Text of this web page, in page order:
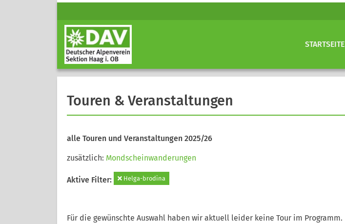
STARTSEITE
Touren & Veranstaltungen
alle Touren und Veranstaltungen 2025/26
zusätzlich: Mondscheinwanderungen
Aktive Filter: Helga-brodina
Für die gewünschte Auswahl haben wir aktuell leider keine Tour im Programm.